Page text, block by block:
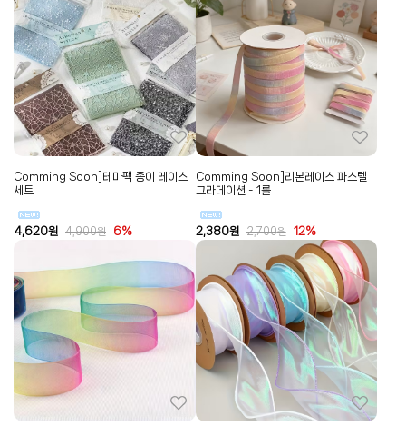
Comming Soon]테마팩 종이 레이스
세트
4,620원 4,900원 6%
Comming Soon]리본레이스 파스텔
그라데이션 - 1롤
2,380원 2,700원 12%